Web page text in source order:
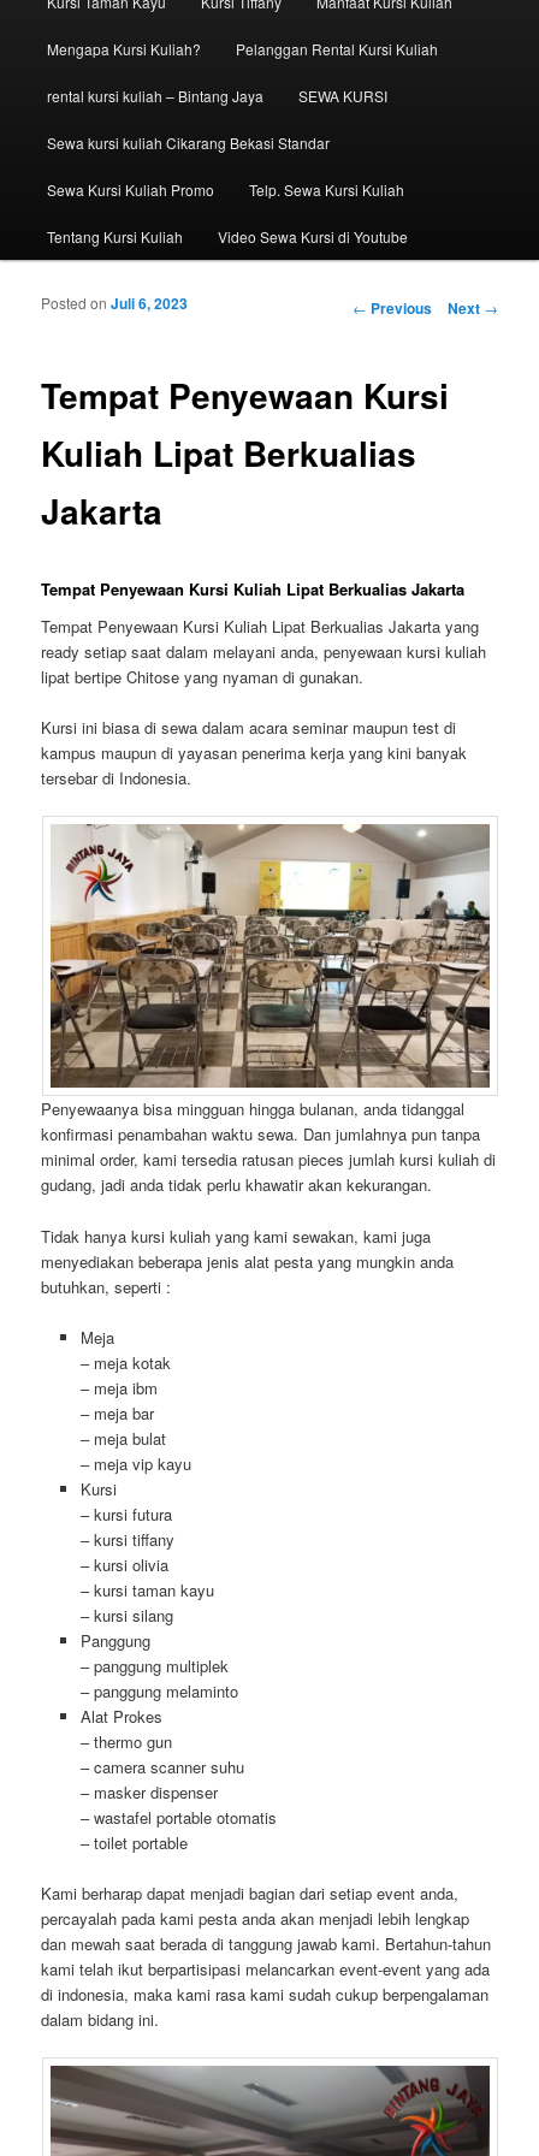
Mengapa Kursi Kuliah? Pelanggan Rental Kursi Kuliah
rental kursi kuliah – Bintang Jaya SEWA KURSI
Sewa kursi kuliah Cikarang Bekasi Standar
Sewa Kursi Kuliah Promo Telp. Sewa Kursi Kuliah
Tentang Kursi Kuliah Video Sewa Kursi di Youtube
Post navigation
← Previous Next →
Tempat Penyewaan Kursi
Kuliah Lipat Berkualias
Jakarta
Posted onJuli 6, 2023
Tempat Penyewaan Kursi Kuliah Lipat Berkualias Jakarta
Tempat Penyewaan Kursi Kuliah Lipat Berkualias Jakarta yang
ready setiap saat dalam melayani anda, penyewaan kursi kuliah
lipat bertipe Chitose yang nyaman di gunakan.
Kursi ini biasa di sewa dalam acara seminar maupun test di
kampus maupun di yayasan penerima kerja yang kini banyak
tersebar di Indonesia.
Penyewaanya bisa mingguan hingga bulanan, anda tidanggal
konfirmasi penambahan waktu sewa. Dan jumlahnya pun tanpa
minimal order, kami tersedia ratusan pieces jumlah kursi kuliah di
gudang, jadi anda tidak perlu khawatir akan kekurangan.
Tidak hanya kursi kuliah yang kami sewakan, kami juga
menyediakan beberapa jenis alat pesta yang mungkin anda
butuhkan, seperti :
Meja
– meja kotak
– meja ibm
– meja bar
– meja bulat
– meja vip kayu
Kursi
– kursi futura
– kursi tiffany
– kursi olivia
– kursi taman kayu
– kursi silang
Panggung
– panggung multiplek
– panggung melaminto
Alat Prokes
– thermo gun
– camera scanner suhu
– masker dispenser
– wastafel portable otomatis
– toilet portable
Kami berharap dapat menjadi bagian dari setiap event anda,
percayalah pada kami pesta anda akan menjadi lebih lengkap
dan mewah saat berada di tanggung jawab kami. Bertahun-tahun
kami telah ikut berpartisipasi melancarkan event-event yang ada
di indonesia, maka kami rasa kami sudah cukup berpengalaman
dalam bidang ini.